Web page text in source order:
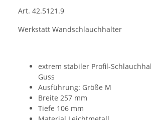
Art. 42.5121.9
Werkstatt Wandschlauchhalter
extrem stabiler Profil-
Guss
Ausführung: Größe M
Breite 257 mm
Tiefe 106 mm